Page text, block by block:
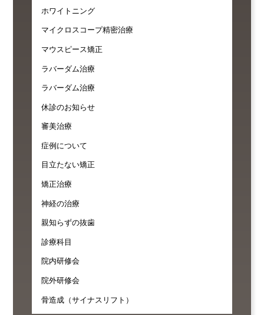
ホワイトニング
マイクロスコープ精密治療
マウスピース矯正
ラバーダム治療
ラバーダム治療
休診のお知らせ
審美治療
症例について
目立たない矯正
矯正治療
神経の治療
親知らずの抜歯
診療科目
院内研修会
院外研修会
骨造成（サイナスリフト）